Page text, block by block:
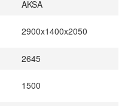
AKSA
2900x1400x2050
2645
1500